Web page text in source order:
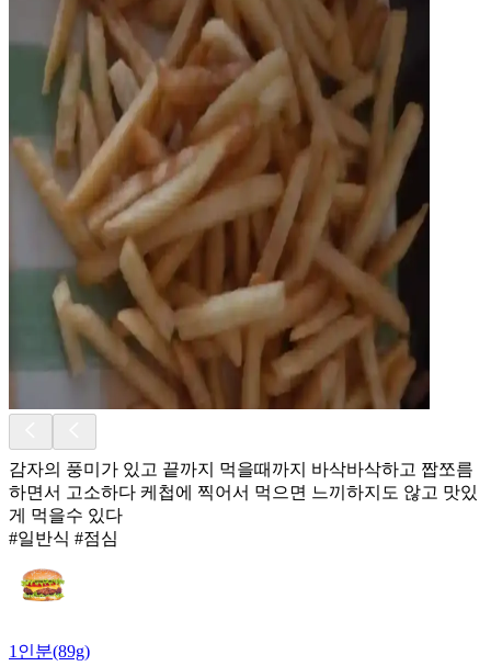
감자의 풍미가 있고 끝까지 먹을때까지 바삭바삭하고 짭쪼름
하면서 고소하다 케첩에 찍어서 먹으면 느끼하지도 않고 맛있
게 먹을수 있다
#일반식 #점심
1인분(89g)